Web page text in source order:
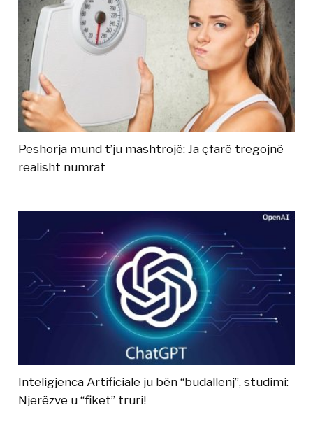
Peshorja mund t’ju mashtrojë: Ja çfarë tregojnë
realisht numrat
Inteligjenca Artificiale ju bën “budallenj”, studimi:
Njerëzve u “fiket” truri!